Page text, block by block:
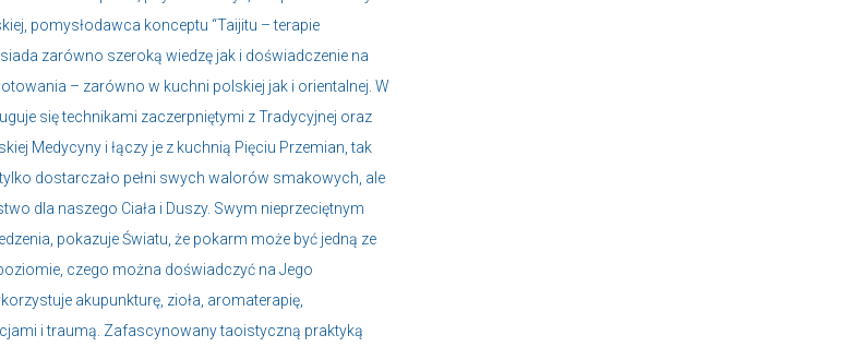
pomysłodawca konceptu “Taijitu – terapie
zarówno szeroką wiedzę jak i doświadczenie na
– zarówno w kuchni polskiej jak i orientalnej. W
się technikami zaczerpniętymi z Tradycyjnej oraz
Medycyny i łączy je z kuchnią Pięciu Przemian, tak
tylko dostarczało pełni swych walorów smakowych, ale
dla naszego Ciała i Duszy. Swym nieprzeciętnym
pokazuje Światu, że pokarm może być jedną ze
czego można doświadczyć na Jego
akupunkturę, zioła, aromaterapię,
i traumą. Zafascynowany taoistyczną praktyką